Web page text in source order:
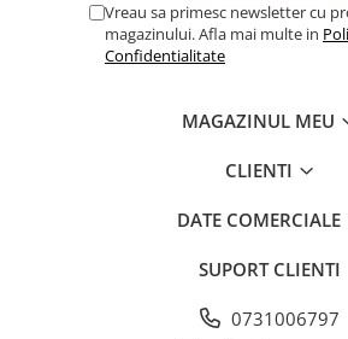
Testare reflexe
Lampi cu infrarosu
Vreau sa primesc newsletter cu
magazinului. Afla mai multe in
Confidentialitate
MAGAZINUL MEU
CLIENTI
DATE COMERCIALE
SUPORT CLIENTI
0731006797